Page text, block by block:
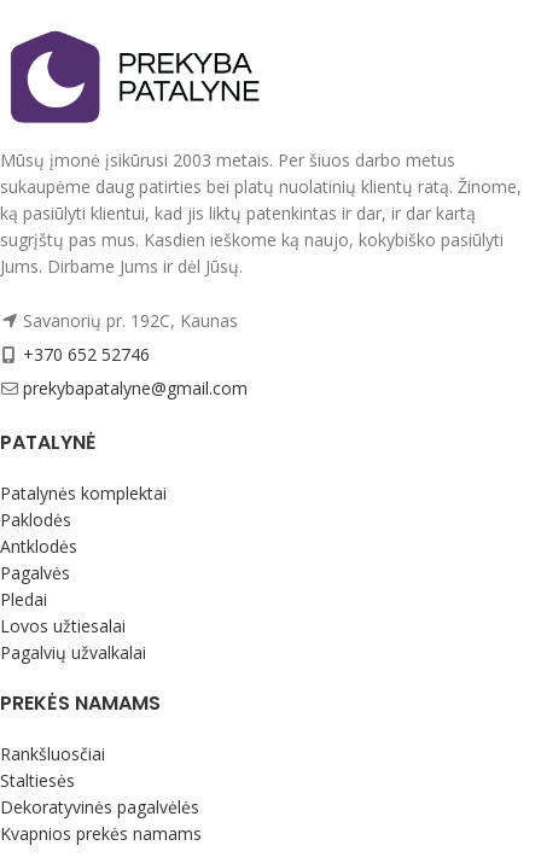
Spalvos : Balta su siuvinėtomis
detalėmis viduryje, staltiesės kraštai
taip pat elegantiškai siuvinėti .
Pagaminta Kinijoje.
Mūsų įmonė įsikūrusi 2003 metais. Per šiuos darbo metus
sukaupėme daug patirties bei platų nuolatinių klientų ratą. Žinome,
ką pasiūlyti klientui, kad jis liktų patenkintas ir dar, ir dar kartą
sugrįštų pas mus. Kasdien ieškome ką naujo, kokybiško pasiūlyti
Jums. Dirbame Jums ir dėl Jūsų.
Savanorių pr. 192C, Kaunas
+370 652 52746
prekybapatalyne@gmail.com
PATALYNĖ
Patalynės komplektai
Paklodės
Antklodės
Pagalvės
Pledai
Lovos užtiesalai
Pagalvių užvalkalai
PREKĖS NAMAMS
Rankšluosčiai
Staltiesės
Dekoratyvinės pagalvėlės
Kvapnios prekės namams